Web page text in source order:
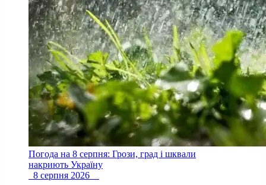
Погода на 8 серпня: Грози, град і шквали
накриють Україну
8 серпня 2026